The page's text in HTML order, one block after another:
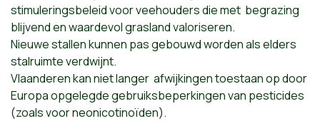
stimuleringsbeleid voor veehouders die met begrazing
blijvend en waardevol grasland valoriseren.
Nieuwe stallen kunnen pas gebouwd worden als elders
stalruimte verdwijnt.
Vlaanderen kan niet langer afwijkingen toestaan op door
Europa opgelegde gebruiksbeperkingen van pesticides
(zoals voor neonicotinoïden).